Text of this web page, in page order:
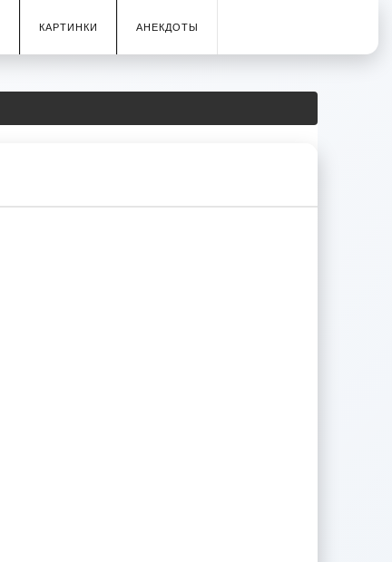
КАРТИНКИ АНЕКДОТЫ